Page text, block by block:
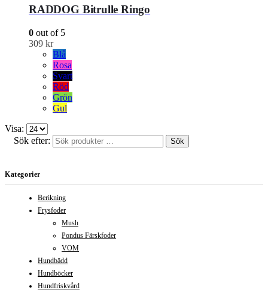
RADDOG Bitrulle Ringo
0 out of 5
309 kr
Blå
Rosa
Svart
Röd
Grön
Gul
Visa:
Sök efter:
Sök
Kategorier
Berikning
Frysfoder
Mush
Pondus Färskfoder
VOM
Hundbädd
Hundböcker
Hundfriskvård